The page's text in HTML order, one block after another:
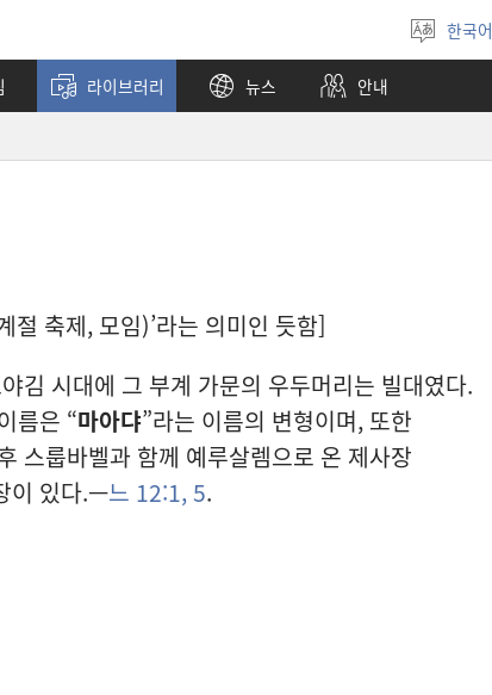
언어
선택
한국어
라이브러리 뉴스 안내
축제, 모임)’라는 의미인 듯함]
김 시대에 그 부계 가문의 우두머리는 빌대였다.
름은 “마아댜”라는 이름의 변형이며, 또한
스룹바벨과 함께 예루살렘으로 온 제사장
이 있다.—느 12:1, 5.